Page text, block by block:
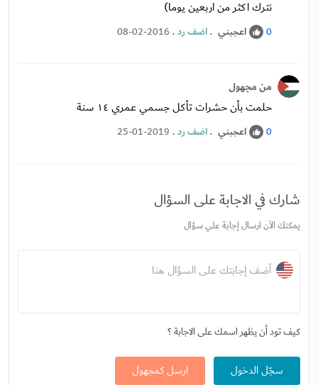
نترك اكثر من اربعين يوما)
0 اعجبني .اضف رد.
08-02-2016
من مجهول
حلمت بأن حشرات تأكل جسمي عمري ١٤ سنة
0 اعجبني .اضف رد.
25-01-2019
شارك في الاجابة على السؤال
يمكنك الآن ارسال إجابة علي سؤال
أضف إجابتك على السؤال هنا
كيف تود أن يظهر اسمك على الاجابة ؟
سجّل الدخول ارسل كمجهول